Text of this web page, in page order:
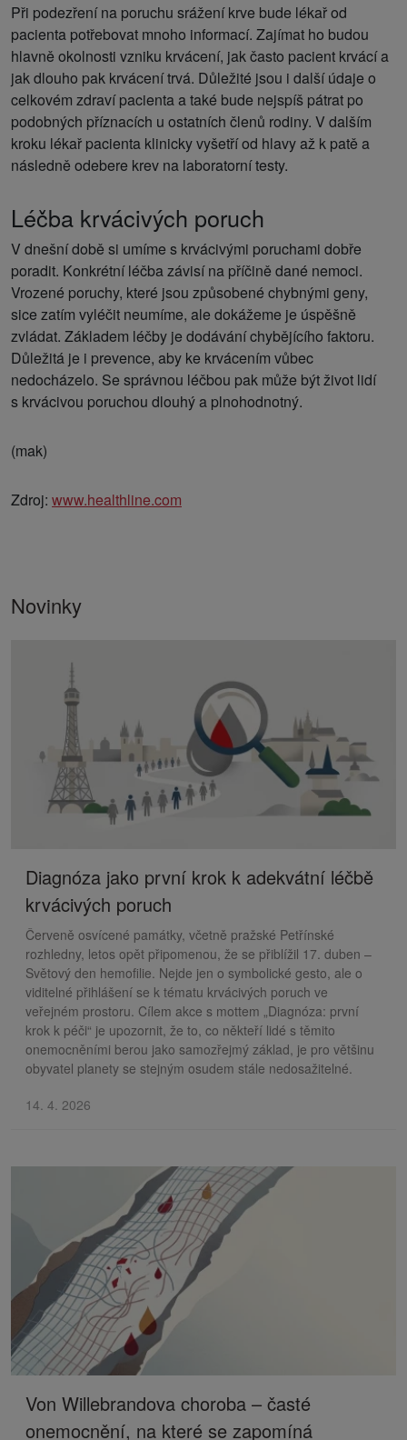
Při podezření na poruchu srážení krve bude lékař od
pacienta potřebovat mnoho informací. Zajímat ho budou
hlavně okolnosti vzniku krvácení, jak často pacient krvácí a
jak dlouho pak krvácení trvá. Důležité jsou i další údaje o
celkovém zdraví pacienta a také bude nejspíš pátrat po
podobných příznacích u ostatních členů rodiny. V dalším
kroku lékař pacienta klinicky vyšetří od hlavy až k patě a
následně odebere krev na laboratorní testy.
Léčba krvácivých poruch
V dnešní době si umíme s krvácivými poruchami dobře
poradit. Konkrétní léčba závisí na příčině dané nemoci.
Vrozené poruchy, které jsou způsobené chybnými geny,
sice zatím vyléčit neumíme, ale dokážeme je úspěšně
zvládat. Základem léčby je dodávání chybějícího faktoru.
Důležitá je i prevence, aby ke krvácením vůbec
nedocházelo. Se správnou léčbou pak může být život lidí
s krvácivou poruchou dlouhý a plnohodnotný.
(mak)
Zdroj: www.healthline.com
Novinky
Diagnóza jako první krok k adekvátní léčbě
krvácivých poruch
Červeně osvícené památky, včetně pražské Petřínské
rozhledny, letos opět připomenou, že se přiblížil 17. duben –
Světový den hemofilie. Nejde jen o symbolické gesto, ale o
viditelné přihlášení se k tématu krvácivých poruch ve
veřejném prostoru. Cílem akce s mottem „Diagnóza: první
krok k péči“ je upozornit, že to, co někteří lidé s těmito
onemocněními berou jako samozřejmý základ, je pro většinu
obyvatel planety se stejným osudem stále nedosažitelné.
14. 4. 2026
Von Willebrandova choroba – časté
onemocnění, na které se zapomíná